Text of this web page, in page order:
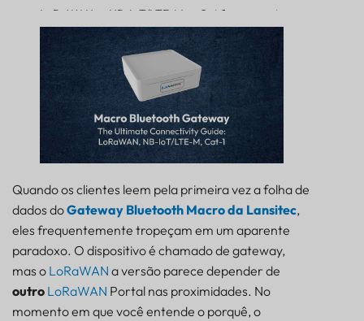
LoRaWAN vs NB-IoT/LTE-M vs Cat-1: a resposta
curta
Por que os gateways Bluetooth LoRaWAN
precisam de outro gateway
Gateways Bluetooth Celulares: Por que Nenhum
Hardware Extra É Necessário
Regra prática para escolher um gateway
Comparação de gateway Bluetooth: LoRaWAN,
NB-IoT, Cat-1
Como escolher o gateway Bluetooth certo (5
fatores principais)
Casos de uso do mundo real de gateways
Bluetooth
Conclusão final: qual gateway Bluetooth você deve
escolher?
Quando os clientes leem pela primeira vez a folha de
dados doGateway Bluetooth Macro da Lansitec,
eles frequentemente tropeçam em um aparente
paradoxo. O dispositivo é chamado de gateway,
mas o LoRaWAN a versão parece depender de
outro LoRaWAN Portal nas proximidades. No
momento em que você entende o porquê, o